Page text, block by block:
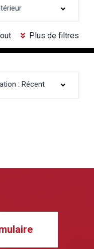
Plus de filtres
: Récent